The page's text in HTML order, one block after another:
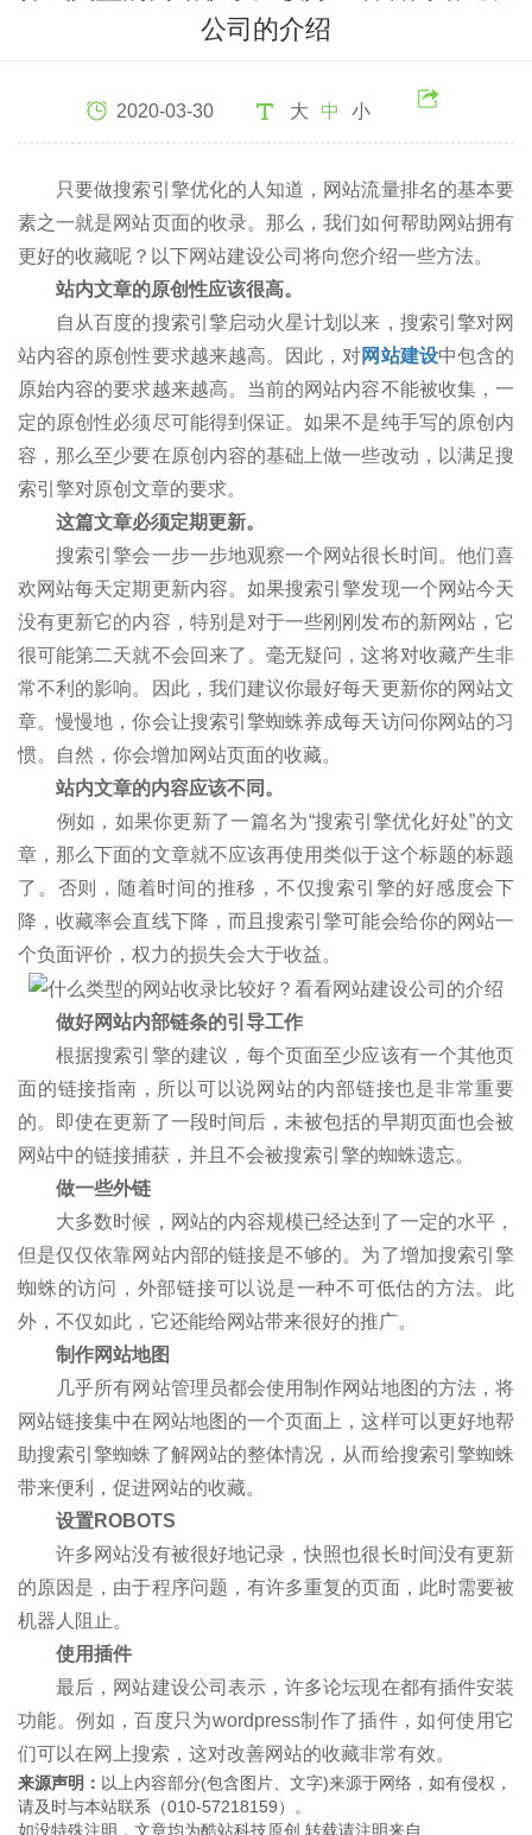
公司的介绍
2020-03-30 大 中 小
只要做搜索引擎优化的人知道，网站流量排名的基本要
素之一就是网站页面的收录。那么，我们如何帮助网站拥有
更好的收藏呢？以下网站建设公司将向您介绍一些方法。
站内文章的原创性应该很高。
自从百度的搜索引擎启动火星计划以来，搜索引擎对网
站内容的原创性要求越来越高。因此，对网站建设中包含的
原始内容的要求越来越高。当前的网站内容不能被收集，一
定的原创性必须尽可能得到保证。如果不是纯手写的原创内
容，那么至少要在原创内容的基础上做一些改动，以满足搜
索引擎对原创文章的要求。
这篇文章必须定期更新。
搜索引擎会一步一步地观察一个网站很长时间。他们喜
欢网站每天定期更新内容。如果搜索引擎发现一个网站今天
没有更新它的内容，特别是对于一些刚刚发布的新网站，它
很可能第二天就不会回来了。毫无疑问，这将对收藏产生非
常不利的影响。因此，我们建议你最好每天更新你的网站文
章。慢慢地，你会让搜索引擎蜘蛛养成每天访问你网站的习
惯。自然，你会增加网站页面的收藏。
站内文章的内容应该不同。
例如，如果你更新了一篇名为“搜索引擎优化好处”的文
章，那么下面的文章就不应该再使用类似于这个标题的标题
了。否则，随着时间的推移，不仅搜索引擎的好感度会下
降，收藏率会直线下降，而且搜索引擎可能会给你的网站一
个负面评价，权力的损失会大于收益。
做好网站内部链条的引导工作
根据搜索引擎的建议，每个页面至少应该有一个其他页
面的链接指南，所以可以说网站的内部链接也是非常重要
的。即使在更新了一段时间后，未被包括的早期页面也会被
网站中的链接捕获，并且不会被搜索引擎的蜘蛛遗忘。
做一些外链
大多数时候，网站的内容规模已经达到了一定的水平，
但是仅仅依靠网站内部的链接是不够的。为了增加搜索引擎
蜘蛛的访问，外部链接可以说是一种不可低估的方法。此
外，不仅如此，它还能给网站带来很好的推广。
制作网站地图
几乎所有网站管理员都会使用制作网站地图的方法，将
网站链接集中在网站地图的一个页面上，这样可以更好地帮
助搜索引擎蜘蛛了解网站的整体情况，从而给搜索引擎蜘蛛
带来便利，促进网站的收藏。
设置ROBOTS
许多网站没有被很好地记录，快照也很长时间没有更新
的原因是，由于程序问题，有许多重复的页面，此时需要被
机器人阻止。
使用插件
最后，网站建设公司表示，许多论坛现在都有插件安装
功能。例如，百度只为wordpress制作了插件，如何使用它
们可以在网上搜索，这对改善网站的收藏非常有效。
来源声明： 以上内容部分(包含图片、文字)来源于网络，如有侵权，
请及时与本站联系（010-57218159）。
如没特殊注明，文章均为酷站科技原创,转载请注明来自